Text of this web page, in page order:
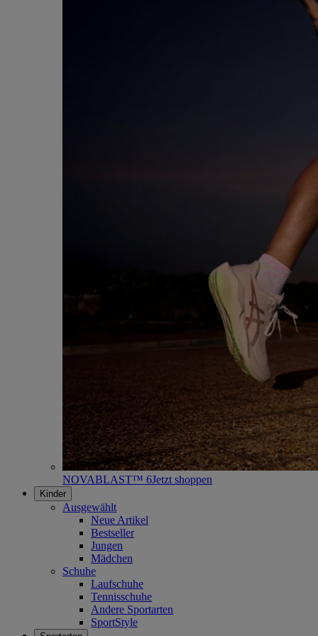
NOVABLAST™ 6Jetzt shoppen
Kinder
Ausgewählt
Neue Artikel
Bestseller
Jungen
Mädchen
Schuhe
Laufschuhe
Tennisschuhe
Andere Sportarten
SportStyle